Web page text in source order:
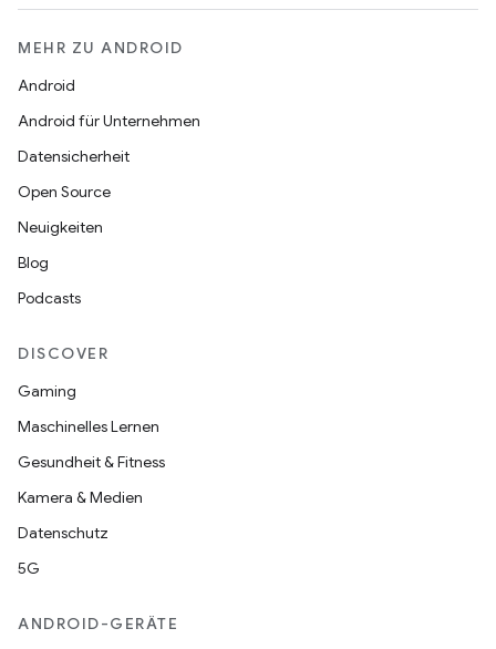
MEHR ZU ANDROID
Android
Android für Unternehmen
Datensicherheit
Open Source
Neuigkeiten
Blog
Podcasts
DISCOVER
Gaming
Maschinelles Lernen
Gesundheit & Fitness
Kamera & Medien
Datenschutz
5G
ANDROID-GERÄTE